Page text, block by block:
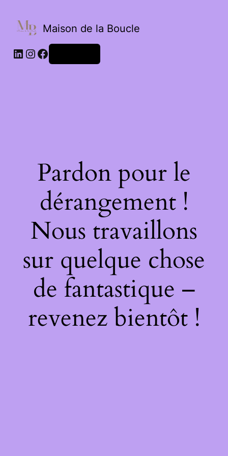
Maison de la Boucle
Pardon pour le
dérangement !
Nous travaillons
sur quelque chose
de fantastique –
revenez bientôt !